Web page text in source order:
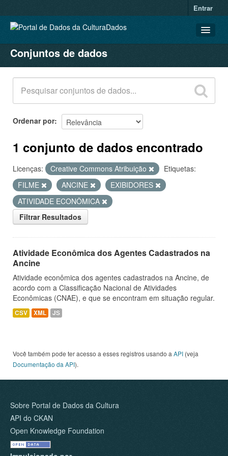
Entrar
CONJUNTOS DE DADOS
ORGANIZAÇÕES
GRUPOS
SOBRE
Conjuntos de dados
Ordenar por
1 conjunto de dados encontrado
Licenças: Creative Commons Atribuição
Etiquetas:
FILME
ANCINE
EXIBIDORES
ATIVIDADE ECONÔMICA
Filtrar Resultados
Atividade Econômica dos Agentes Cadastrados na
Ancine
Atividade econômica dos agentes cadastrados na Ancine, de
acordo com a Classificação Nacional de Atividades
Econômicas (CNAE), e que se encontram em situação regular.
CSV XML JS
Você também pode ter acesso a esses registros usando a API (veja
Documentação da API).
Sobre Portal de Dados da Cultura
API do CKAN
Open Knowledge Foundation